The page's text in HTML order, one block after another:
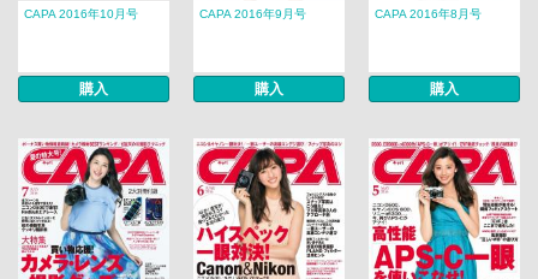
CAPA 2016年10月号
購入
CAPA 2016年9月号
購入
CAPA 2016年8月号
購入